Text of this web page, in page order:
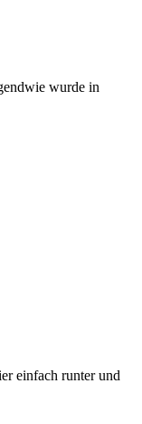
wurde in
einfach runter und